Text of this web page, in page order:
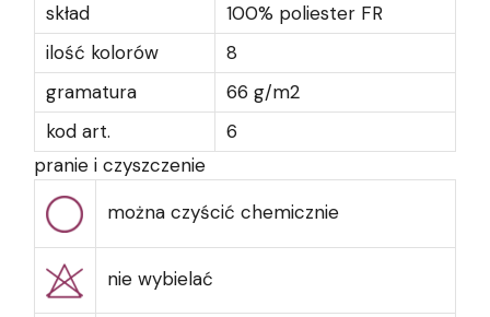
skład
100% poliester FR
ilość kolorów
8
gramatura
66 g/m2
kod art.
6
pranie i czyszczenie
można czyścić chemicznie
nie wybielać